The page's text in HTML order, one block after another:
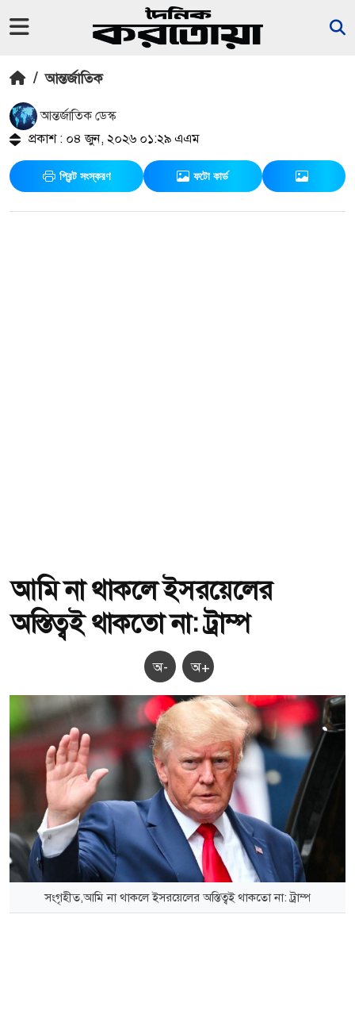
/ আন্তর্জাতিক
আন্তর্জাতিক ডেস্ক
প্রকাশ : ০৪ জুন, ২০২৬ ০১:২৯ এএম
প্রিন্ট সংস্করণ ফটো কার্ড
আমি না থাকলে ইসরয়েলের
অস্তিত্বই থাকতো না: ট্রাম্প
অ- অ+
সংগৃহীত,আমি না থাকলে ইসরয়েলের অস্তিত্বই থাকতো না: ট্রাম্প